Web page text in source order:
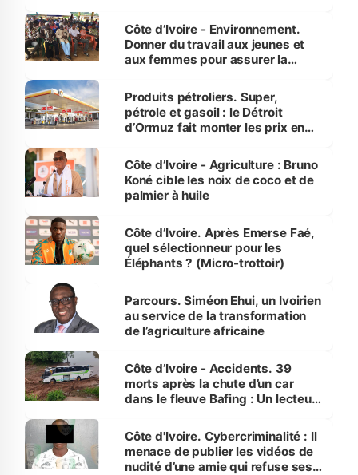
Côte d’Ivoire - Environnement.
Donner du travail aux jeunes et
aux femmes pour assurer la
menacées
Produits pétroliers. Super,
pétrole et gasoil : le Détroit
d’Ormuz fait monter les prix en
Côte d’Ivoire - Agriculture : Bruno
Koné cible les noix de coco et de
palmier à huile
Côte d’Ivoire. Après Emerse Faé,
quel sélectionneur pour les
Éléphants ? (Micro-trottoir)
Parcours. Siméon Ehui, un Ivoirien
au service de la transformation
de l’agriculture africaine
Côte d’Ivoire - Accidents. 39
morts après la chute d’un car
dans le fleuve Bafing : Un lecteur
des Transports
Côte d'Ivoire. Cybercriminalité : Il
menace de publier les vidéos de
nudité d’une amie qui refuse ses